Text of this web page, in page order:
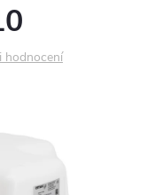
hodnocení